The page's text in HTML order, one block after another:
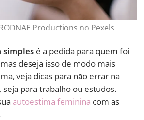
Productions no Pexels
simples é a pedida para quem foi
deseja isso de modo mais
veja dicas para não errar na
seja para trabalho ou estudos.
autoestima feminina com as